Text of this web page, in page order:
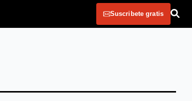
Suscribete gratis